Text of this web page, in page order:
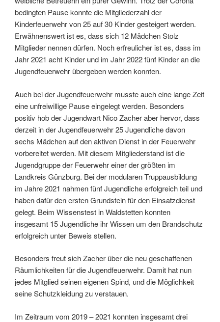
bedingten Pause konnte die Mitgliederzahl der
Kinderfeuerwehr von 25 auf 30 Kinder gesteigert werden.
Erwähnenswert ist es, dass sich 12 Mädchen Stolz
Mitglieder nennen dürfen. Noch erfreulicher ist es, dass im
Jahr 2021 acht Kinder und im Jahr 2022 fünf Kinder an die
Jugendfeuerwehr übergeben werden konnten.
Auch bei der Jugendfeuerwehr musste auch eine lange Zeit
eine unfreiwillige Pause eingelegt werden. Besonders
positiv hob der Jugendwart Nico Zacher aber hervor, dass
derzeit in der Jugendfeuerwehr 25 Jugendliche davon
sechs Mädchen auf den aktiven Dienst in der Feuerwehr
vorbereitet werden. Mit diesem Mitgliederstand ist die
Jugendgruppe der Feuerwehr einer der größten im
Landkreis Günzburg. Bei der modularen Truppausbildung
im Jahre 2021 nahmen fünf Jugendliche erfolgreich teil und
haben dafür den ersten Grundstein für den Einsatzdienst
gelegt. Beim Wissenstest in Waldstetten konnten
insgesamt 15 Jugendliche ihr Wissen um den Brandschutz
erfolgreich unter Beweis stellen.
Besonders freut sich Zacher über die neu geschaffenen
Räumlichkeiten für die Jugendfeuerwehr. Damit hat nun
jedes Mitglied seinen eigenen Spind, und die Möglichkeit
seine Schutzkleidung zu verstauen.
Im Zeitraum vom 2019 – 2021 konnten insgesamt drei